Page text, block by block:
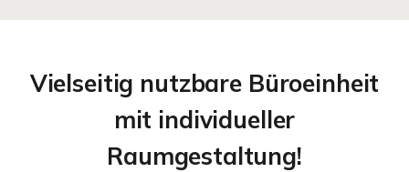
Vielseitig nutzbare Büroeinheit
mit individueller
Raumgestaltung!